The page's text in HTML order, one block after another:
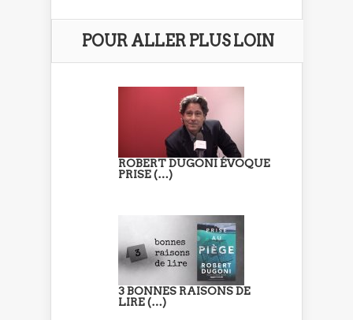
POUR ALLER PLUS LOIN
ROBERT DUGONI ÉVOQUE
PRISE (…)
3 BONNES RAISONS DE
LIRE (…)